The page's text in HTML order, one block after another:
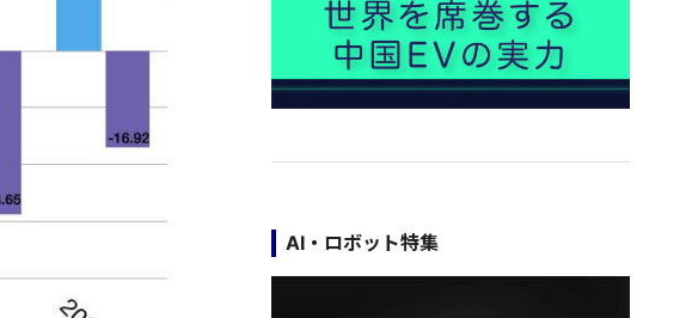
AI・ロボット特集